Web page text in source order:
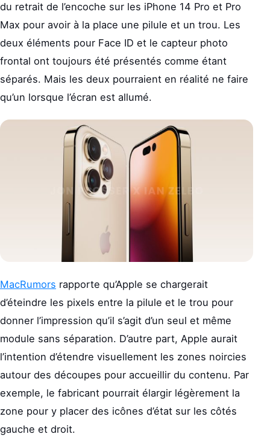
du retrait de l’encoche sur les iPhone 14 Pro et Pro
Max pour avoir à la place une pilule et un trou. Les
deux éléments pour Face ID et le capteur photo
frontal ont toujours été présentés comme étant
séparés. Mais les deux pourraient en réalité ne faire
qu’un lorsque l’écran est allumé.
MacRumors rapporte qu’Apple se chargerait
d’éteindre les pixels entre la pilule et le trou pour
donner l’impression qu’il s’agit d’un seul et même
module sans séparation. D’autre part, Apple aurait
l’intention d’étendre visuellement les zones noircies
autour des découpes pour accueillir du contenu. Par
exemple, le fabricant pourrait élargir légèrement la
zone pour y placer des icônes d’état sur les côtés
gauche et droit.